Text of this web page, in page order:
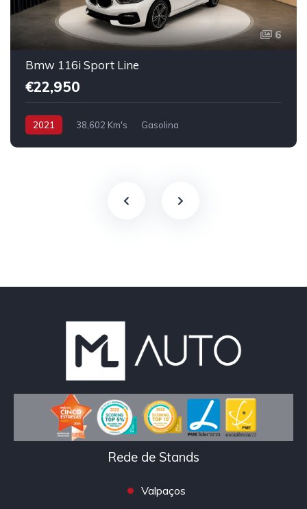
6
Bmw 116i Sport Line
€22,950
2021 38,602 Km's Gasolina
Rede de Stands
Valpaços